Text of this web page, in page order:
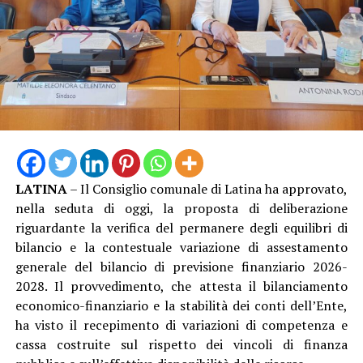
Ad aprire gli interventi è stata la capogruppo del
Partito Democratico Valeria Campagna, che ha puntato
l’attenzione sulla perdita della Bandiera Blu dopo
tredici anni consecutivi e sulla gestione della stagione
balneare. “È il simbolo di un fallimento politico”, ha
dichiarato Campagna, secondo cui i problemi legati al
salvamento, agli affidamenti e alla programmazione del
litorale si sarebbero ripetuti negli ultimi anni senza una
soluzione strutturale. La consigliera dem ha criticato
anche la programmazione culturale estiva e la gestione
degli spazi sul lungomare, sostenendo che Latina
avrebbe perso opportunità di crescita e attrattività
rispetto ad altri comuni del territorio.
LATINA– Il Consiglio comunale di Latina ha approvato,
nella seduta di oggi, la proposta di deliberazione
riguardante la verifica del permanere degli equilibri di
bilancio e la contestuale variazione di assestamento
generale del bilancio di previsione finanziario 2026-
2028. Il provvedimento, che attesta il bilanciamento
economico-finanziario e la stabilità dei conti dell’Ente,
ha visto il recepimento di variazioni di competenza e
cassa costruite sul rispetto dei vincoli di finanza